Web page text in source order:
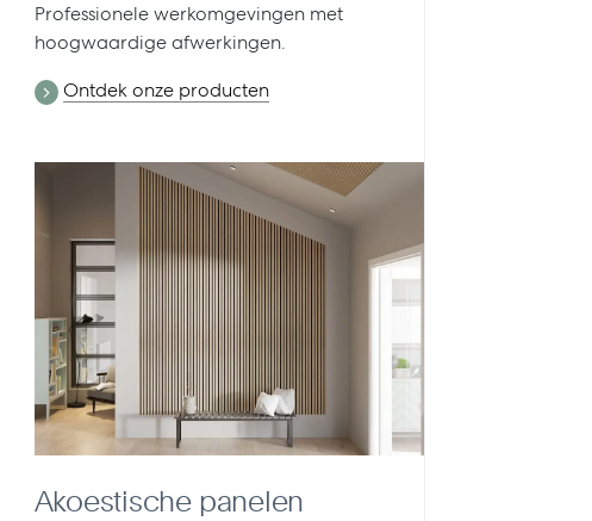
Professionele werkomgevingen met
hoogwaardige afwerkingen.
Ontdek onze producten
Akoestische panelen